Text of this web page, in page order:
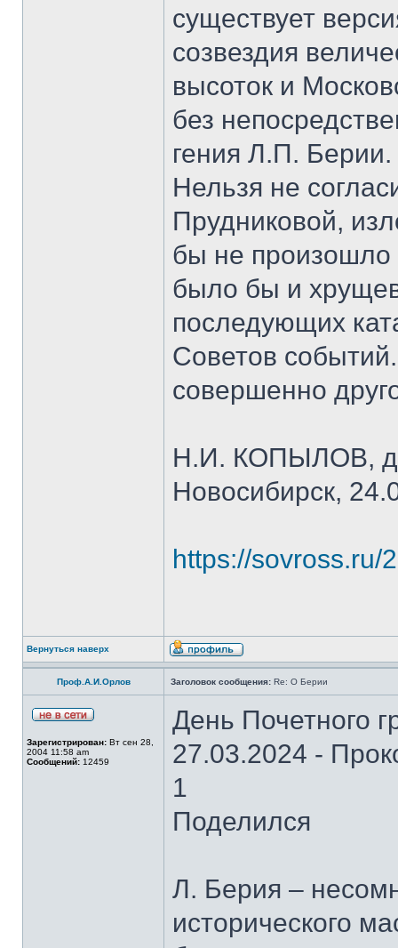
существует
созвездия
высоток и
без
гения Л.П. Берии.
Нельзя не
Прудниковой,
бы не произошло
было бы и
последующих
Советов
совершенно
Н.И. КОПЫЛОВ,
Новосибирск,
https://sovross.ru/
Вернуться наверх
Проф.А.И.Орлов Заголовок сообщения: Re: О Берии
Зарегистрирован: Вт сен 28,
2004 11:58 am
Сообщений: 12459
День Почетного
27.03.2024 -
1
Поделился
Л. Берия –
исторического